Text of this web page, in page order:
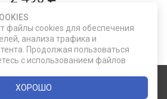
В КОРЗИНУ
файлы cookies для обеспечения
анализа трафика и
Продолжая пользоваться
с использованием файлов
ХОРОШО